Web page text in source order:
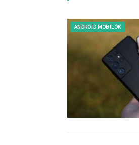
ANDROID MOBILOK